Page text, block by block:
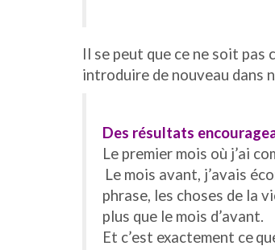
Il se peut que ce ne soit pas
introduire de nouveau dans
Des résultats
Le premier mois où j’ai
Le mois avant, j’avais
phrase, les choses de la
plus que le mois d’avant.
Et c’est exactement ce